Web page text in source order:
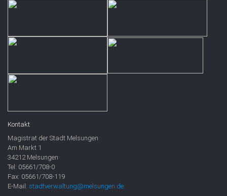
Kontakt
Magistrat der Stadt Melsungen
Am Markt 1
34212 Melsungen
Tel: 05661/708-0
Fax: 05661/708-119
E-Mail: stadtverwaltung@melsungen.de